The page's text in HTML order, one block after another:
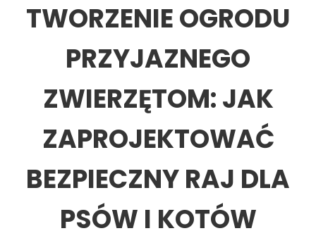
TWORZENIE OGRODU
PRZYJAZNEGO
ZWIERZĘTOM: JAK
ZAPROJEKTOWAĆ
BEZPIECZNY RAJ DLA
PSÓW I KOTÓW